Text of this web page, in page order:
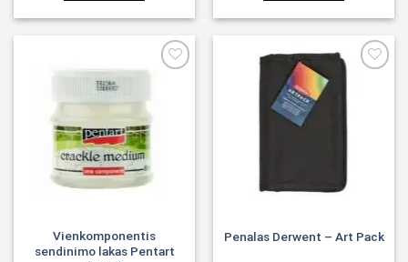
Vienkomponentis
sendinimo lakas Pentart
Penalas Derwent – Art Pack